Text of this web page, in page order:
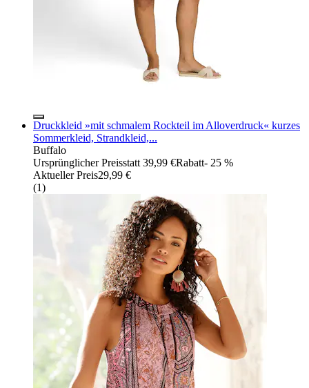
Druckkleid »mit schmalem Rockteil im Alloverdruck« kurzes
Sommerkleid, Strandkleid,...
Buffalo
Ursprünglicher Preisstatt 39,99 €Rabatt- 25 %
Aktueller Preis29,99 €
(1)